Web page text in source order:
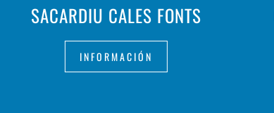
SACARDIU CALES FONTS
INFORMACIÓN